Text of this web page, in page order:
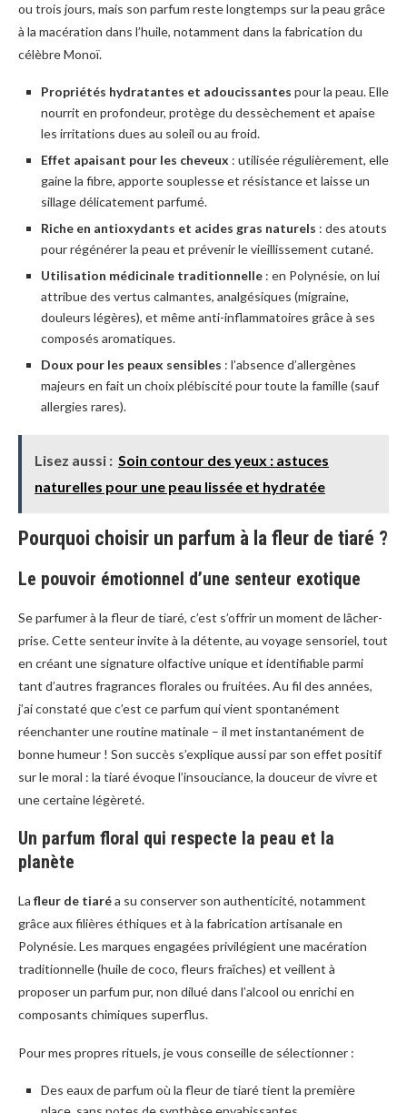
ou trois jours, mais son parfum reste longtemps sur la peau grâce
à la macération dans l’huile, notamment dans la fabrication du
célèbre Monoï.
Propriétés hydratantes et adoucissantes pour la peau. Elle
nourrit en profondeur, protège du dessèchement et apaise
les irritations dues au soleil ou au froid.
Effet apaisant pour les cheveux : utilisée régulièrement, elle
gaine la fibre, apporte souplesse et résistance et laisse un
sillage délicatement parfumé.
Riche en antioxydants et acides gras naturels : des atouts
pour régénérer la peau et prévenir le vieillissement cutané.
Utilisation médicinale traditionnelle : en Polynésie, on lui
attribue des vertus calmantes, analgésiques (migraine,
douleurs légères), et même anti-inflammatoires grâce à ses
composés aromatiques.
Doux pour les peaux sensibles : l’absence d’allergènes
majeurs en fait un choix plébiscité pour toute la famille (sauf
allergies rares).
Lisez aussi : Soin contour des yeux : astuces
naturelles pour une peau lissée et hydratée
Pourquoi choisir un parfum à la fleur de tiaré ?
Le pouvoir émotionnel d’une senteur exotique
Se parfumer à la fleur de tiaré, c’est s’offrir un moment de lâcher-
prise. Cette senteur invite à la détente, au voyage sensoriel, tout
en créant une signature olfactive unique et identifiable parmi
tant d’autres fragrances florales ou fruitées. Au fil des années,
j’ai constaté que c’est ce parfum qui vient spontanément
réenchanter une routine matinale – il met instantanément de
bonne humeur ! Son succès s’explique aussi par son effet positif
sur le moral : la tiaré évoque l’insouciance, la douceur de vivre et
une certaine légèreté.
Un parfum floral qui respecte la peau et la
planète
La fleur de tiaréa su conserver son authenticité, notamment
grâce aux filières éthiques et à la fabrication artisanale en
Polynésie. Les marques engagées privilégient une macération
traditionnelle (huile de coco, fleurs fraîches) et veillent à
proposer un parfum pur, non dilué dans l’alcool ou enrichi en
composants chimiques superflus.
Pour mes propres rituels, je vous conseille de sélectionner :
Des eaux de parfum où la fleur de tiaré tient la première